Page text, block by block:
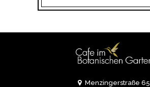
Menzingerstraße 65